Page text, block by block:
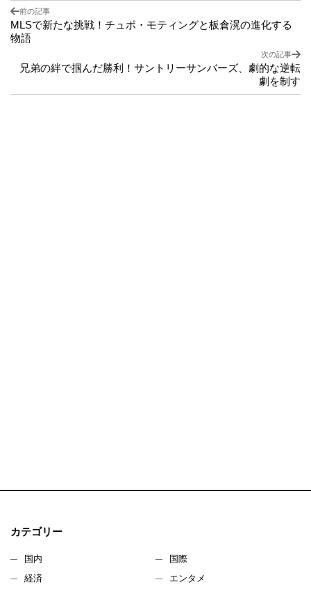
前の記事
MLSで新たな挑戦！チュポ・モティングと板倉滉の進化する
物語
次の記事
兄弟の絆で掴んだ勝利！サントリーサンバーズ、劇的な逆転
劇を制す
カテゴリー
国内
国際
経済
エンタメ